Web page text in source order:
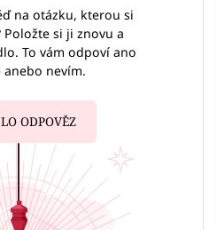
na otázku, kterou si
Položte si ji znovu a
To vám odpoví ano
anebo nevím.
ODPOVĚZ